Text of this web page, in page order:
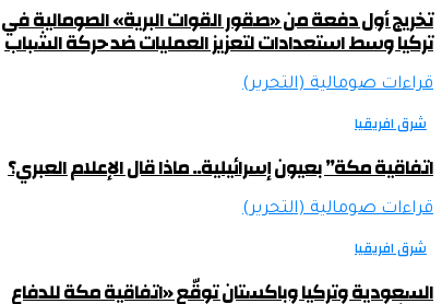
تخريج أول دفعة من «صقور القوات البرية» الصومالية في
تركيا وسط استعدادات لتعزيز العمليات ضد حركة الشباب
قراءات صومالية (التحرير)
شرق افريقيا
اتفاقية مكة” بعيون إسرائيلية.. ماذا قال الإعلام العبري؟
قراءات صومالية (التحرير)
شرق افريقيا
السعودية وتركيا وباكستان توقّع «اتفاقية مكة للدفاع